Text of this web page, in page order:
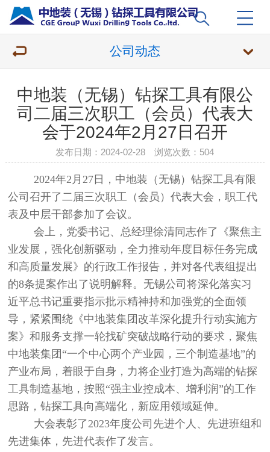
公司动态
中地装（无锡）钻探工具有限公
司二届三次职工（会员）代表大
会于2024年2月27日召开
发布日期：2024-02-28 浏览次数： 504
2024年2月27日，中地装（无锡）钻探工具有限
公司召开了二届三次职工（会员）代表大会，职工代
表及中层干部参加了会议。
会上，党委书记、总经理徐清同志作了《聚焦主
业发展，强化创新驱动，全力推动年度目标任务完成
和高质量发展》的行政工作报告，并对各代表组提出
的8条提案作出了说明解释。无锡公司将深化落实习
近平总书记重要指示批示精神持和加强党的全面领
导，紧紧围绕《中地装集团改革深化提升行动实施方
案》和服务支撑一轮找矿突破战略行动的要求，聚焦
中地装集团“一个中心两个产业园，三个制造基地”的
产业布局，着眼于自身，力将企业打造为高端的钻探
工具制造基地，按照“强主业控成本、增利润”的工作
思路，钻探工具向高端化，新应用领域延伸。
大会表彰了2023年度公司先进个人、先进班组和
先进集体，先进代表作了发言。